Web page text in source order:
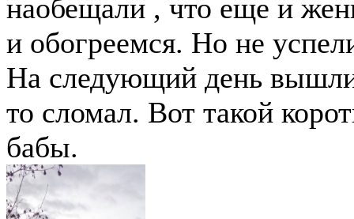
наобещали , что еще и
и обогреемся. Но не
На следующий день
то сломал. Вот такой
бабы.